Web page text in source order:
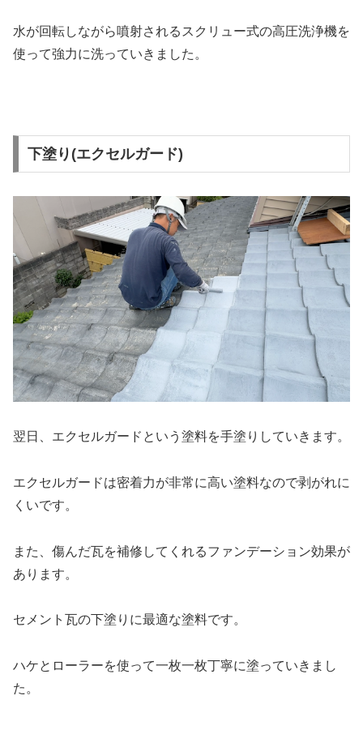
水が回転しながら噴射されるスクリュー式の高圧洗浄機を
使って強力に洗っていきました。
下塗り(エクセルガード)
翌日、エクセルガードという塗料を手塗りしていきます。
エクセルガードは密着力が非常に高い塗料なので剥がれに
くいです。
また、傷んだ瓦を補修してくれるファンデーション効果が
あります。
セメント瓦の下塗りに最適な塗料です。
ハケとローラーを使って一枚一枚丁寧に塗っていきまし
た。